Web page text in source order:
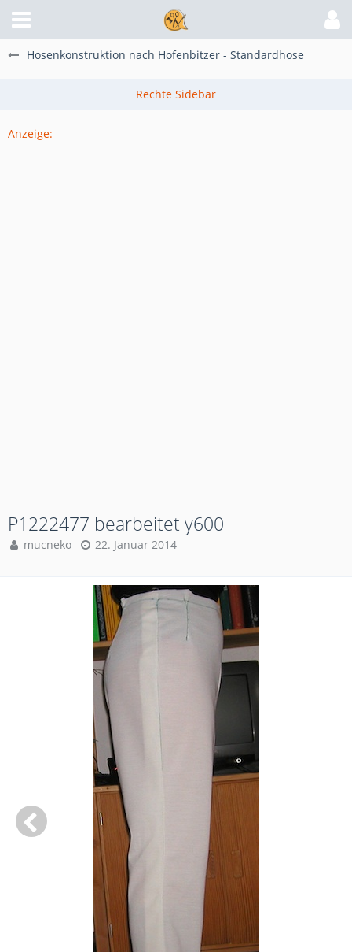
Hosenkonstruktion nach Hofenbitzer - Standardhose
Anzeige:
P1222477 bearbeitet y600
mucneko 22. Januar 2014